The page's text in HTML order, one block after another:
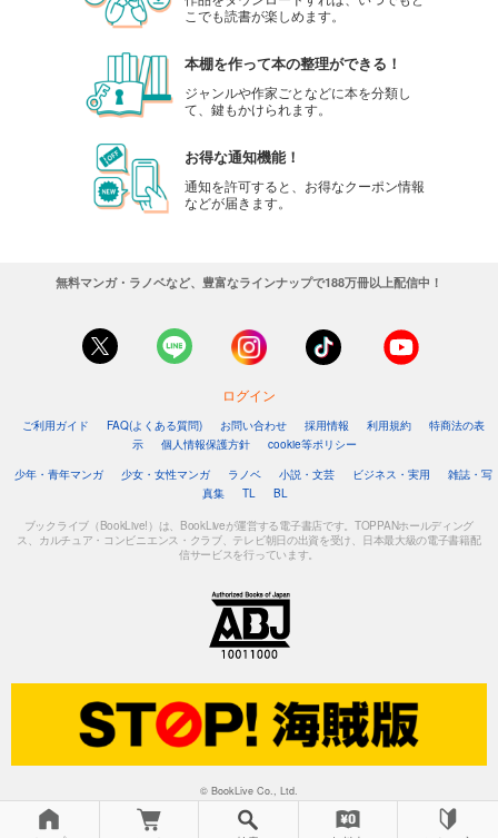
noicomi vol.135
440
noicomi vol.134
440円 (税込)
試し読み
あらすじを表示する
noicomi vol.133
円 (税込)
試し読み
あらすじを表示する
noicomi vol.132
440円 (税込)
カート
あらすじを表示する
noicomi vol.131
440円 (税込)
noicomi vol.130
こでも読書が楽しめます。
本棚を作って本の整理ができる！
ジャンルや作家ごとなどに本を分類し
て、鍵もかけられます。
お得な通知機能！
通知を許可すると、お得なクーポン情報
などが届きます。
無料マンガ・ラノベなど、豊富なラインナップで188万冊以上配信中！
ログイン
ご利用ガイド FAQ(よくある質問) お問い合わせ 採用情報 利用規約
特商法の表
示
個人情報保護方針
cookie等ポリシー
少年・青年マンガ
少女・女性マンガ ラノベ 小説・文芸 ビジネス・実用
雑誌・写
真集
TL BL
ブックライブ（BookLive!）は、BookLiveが運営する電子書店です。TOPPANホールディング
ス、カルチュア・コンビニエンス・クラブ、テレビ朝日の出資を受け、日本最大級の電子書籍配
信サービスを行っています。
© BookLive Co., Ltd.